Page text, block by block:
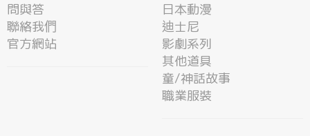
問與答
聯絡我們
官方網站
日本動漫
迪士尼
影劇系列
其他道具
童/神話故事
職業服裝